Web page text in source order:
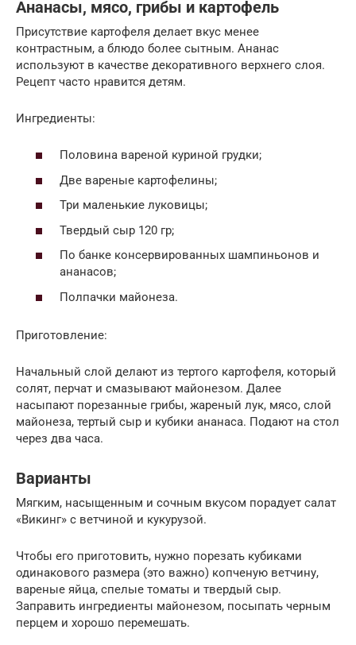
Ананасы, мясо, грибы и картофель
Присутствие картофеля делает вкус менее
контрастным, а блюдо более сытным. Ананас
используют в качестве декоративного верхнего слоя.
Рецепт часто нравится детям.
Ингредиенты:
Половина вареной куриной грудки;
Две вареные картофелины;
Три маленькие луковицы;
Твердый сыр 120 гр;
По банке консервированных шампиньонов и
ананасов;
Полпачки майонеза.
Приготовление:
Начальный слой делают из тертого картофеля, который
солят, перчат и смазывают майонезом. Далее
насыпают порезанные грибы, жареный лук, мясо, слой
майонеза, тертый сыр и кубики ананаса. Подают на стол
через два часа.
Варианты
Мягким, насыщенным и сочным вкусом порадует салат
«Викинг» с ветчиной и кукурузой.
Чтобы его приготовить, нужно порезать кубиками
одинакового размера (это важно) копченую ветчину,
вареные яйца, спелые томаты и твердый сыр.
Заправить ингредиенты майонезом, посыпать черным
перцем и хорошо перемешать.